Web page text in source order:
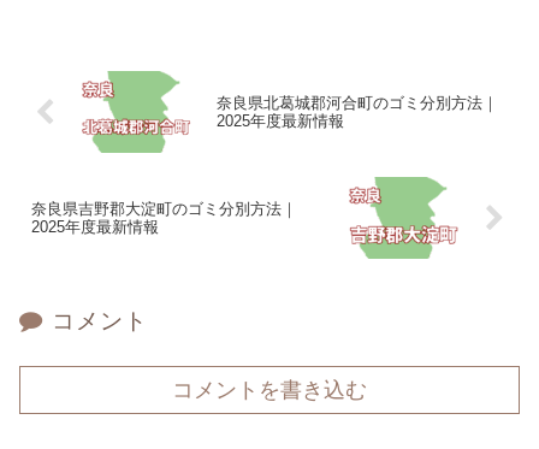
奈良県北葛城郡河合町のゴミ分別方法｜
2025年度最新情報
奈良県吉野郡大淀町のゴミ分別方法｜
2025年度最新情報
コメント
コメントを書き込む